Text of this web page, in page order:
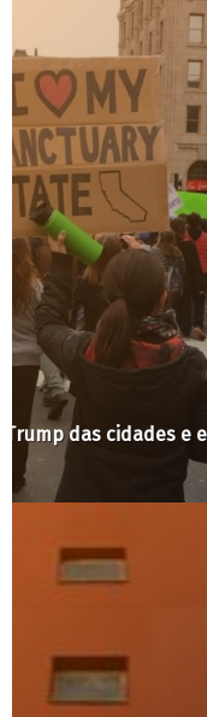
Plano de
na zona leste de